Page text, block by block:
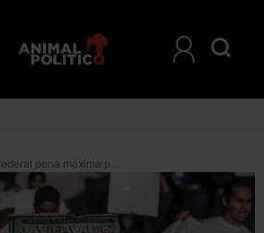
PGR pide a juez federal pena máxima para uno de los presuntos asesinos de Javier Valdez